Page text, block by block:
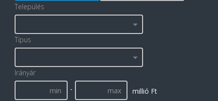
Település
Típus
Irányár
-
millió Ft